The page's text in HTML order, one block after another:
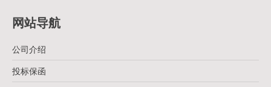
网站导航
公司介绍
投标保函